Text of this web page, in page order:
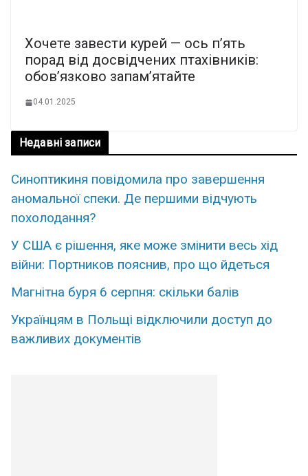
Хочете завести курей — ось п’ять
порад від досвідчених птахівників:
обов’язково запам’ятайте
04.01.2025
Недавні записи
Синоптикиня повідомила про завершення
аномальної спеки. Де першими відчують
похолодання?
У США є рішення, яке може змінити весь хід
війни: Портников пояснив, про що йдеться
Магнітна буря 6 серпня: скільки балів
Українцям в Польщі відключили доступ до
важливих документів